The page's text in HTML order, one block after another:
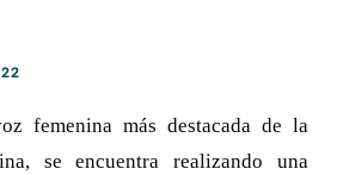
femenina más destacada de la
se encuentra realizando una